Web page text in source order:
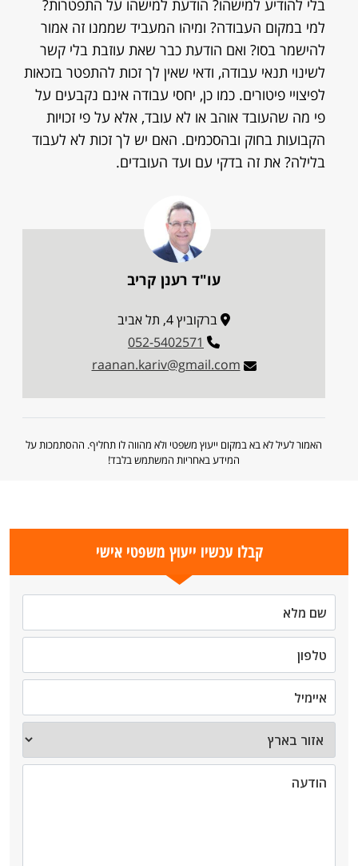
בלי להודיע למישהו? הודעת למישהו על התפטרות?
למי במקום העבודה? ומיהו המעביד שממנו זה אמור
להישמר בסו? ואם הודעת כבר שאת עוזבת בלי קשר
לשינוי תנאי עבודה, ודאי שאין לך זכות להתפטר בזכאות
לפיצויי פיטורים. כמו כן, יחסי עבודה אינם נקבעים על
פי מה שהעובד אוהב או לא עובד, אלא על פי זכויות
הקבועות בחוק ובהסכמים. האם יש לך זכות לא לעבוד
בלילה? את זה בדקי עם ועד העובדים.
עו"ד רענן קריב
ברקוביץ 4, תל אביב
052-5402571
raanan.kariv@gmail.com
האמור לעיל לא בא במקום ייעוץ משפטי ולא מהווה לו תחליף. ההסתמכות על
המידע באחריות המשתמש בלבד!
קבלו עכשיו ייעוץ משפטי אישי